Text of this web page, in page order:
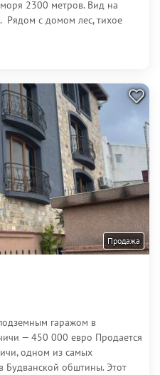
2300 метров. Вид на
Рядом с домом лес, тихое
Продажа
гаражом в
— 450 000 евро Продается
одном из самых
Будванской обштины. Этот